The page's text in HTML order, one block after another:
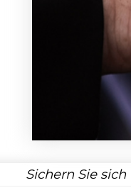
Sichern Sie sich